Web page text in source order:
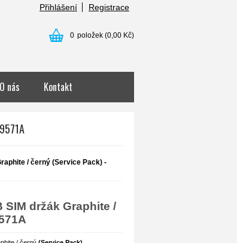
Přihlášení Registrace
0 položek (0,00 Kč)
O nás Kontakt
/ černý (Service Pack) -
SIM držák Graphite /